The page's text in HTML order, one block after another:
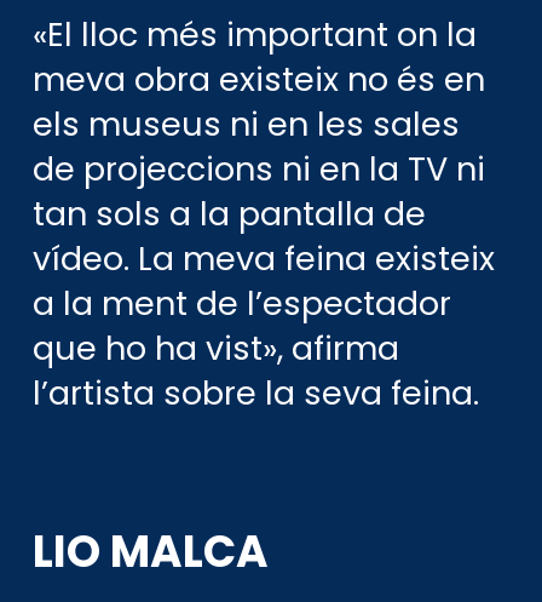
«El lloc més important on la
meva obra existeix no és en
els museus ni en les sales
de projeccions ni en la TV ni
tan sols a la pantalla de
vídeo. La meva feina existeix
a la ment de l’espectador
que ho ha vist», afirma
l’artista sobre la seva feina.
LIO MALCA